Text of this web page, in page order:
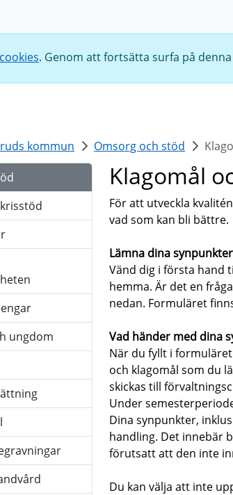
cookies. Genom att fortsätta surfa på
kommun Omsorg och stöd
ungdom
Klagomål
För att utveckla
vad som kan bli bättre.
Lämna dina
Vänd dig i första hand
hemma. Är det en
nedan. Formuläret
Vad händer med dina
När du fyllt i
och klagomål som du
skickas till
Under
Dina synpunkter,
handling. Det innebär
förutsatt att den inte
Du kan välja att inte